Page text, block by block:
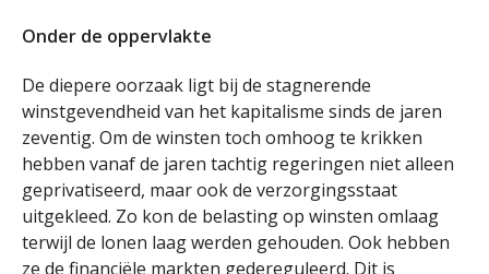
Onder de oppervlakte
De diepere oorzaak ligt bij de stagnerende
winstgevendheid van het kapitalisme sinds de jaren
zeventig. Om de winsten toch omhoog te krikken
hebben vanaf de jaren tachtig regeringen niet alleen
geprivatiseerd, maar ook de verzorgingsstaat
uitgekleed. Zo kon de belasting op winsten omlaag
terwijl de lonen laag werden gehouden. Ook hebben
ze de financiële markten gedereguleerd. Dit is